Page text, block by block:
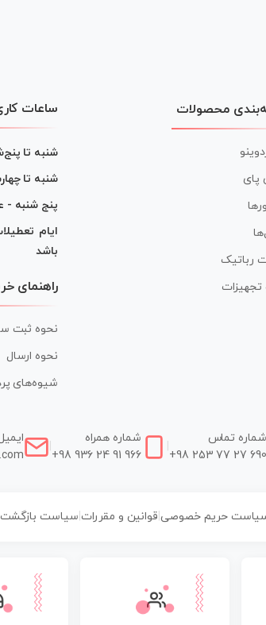
محصولات
پای
رباتیک
و تجهیزات
ساعات
شنبه تا
شنبه تا
پنج شنبه -
ایام
باشد
راهنمای
نحوه ثبت
نحوه ارسال
شیوه‌های
شماره تماس
+98 253 77 27 690
شماره همراه
+98 936 24 91 966
حریم خصوصی| قوانین و مقررات سیاست بازگشت